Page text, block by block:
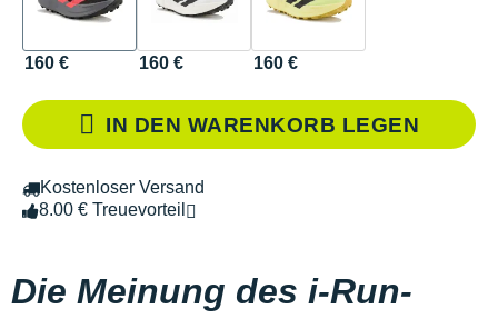
160 € 160 € 160 €
IN DEN WARENKORB LEGEN
Kostenloser Versand
8.00 € Treuevorteil
Die Meinung des i-Run-